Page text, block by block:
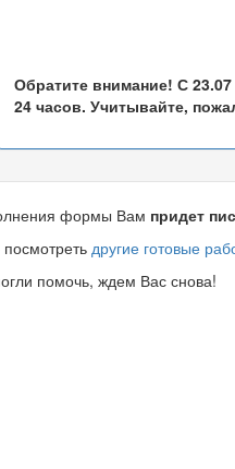
Обратите внимание! С
24 часов. Учитывайте,
формы Вам придет
другие готовые
помочь, ждем Вас снова!